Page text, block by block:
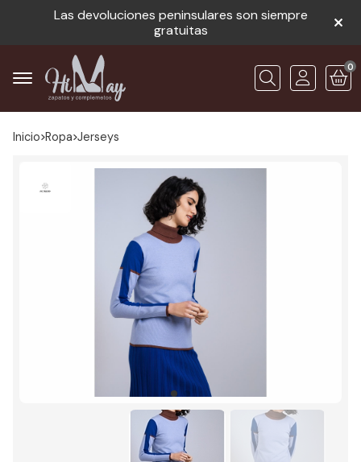
Las devoluciones peninsulares son siempre
gratuitas
Buscar
0
Inicio ropa jerseys